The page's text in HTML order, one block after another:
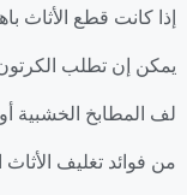
إذا كانت قطع الأثاث
يمكن إن تطلب
لف المطابخ الخشبية
من فوائد تغليف